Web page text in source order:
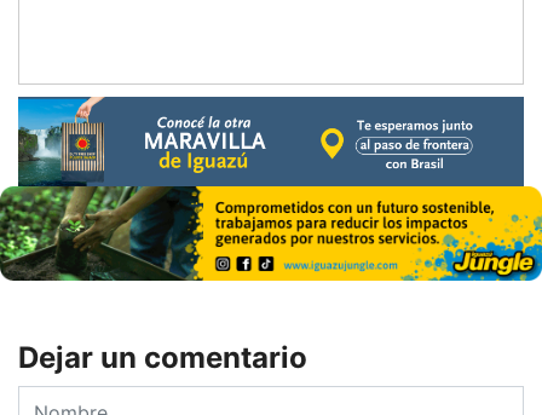
Dejar un comentario